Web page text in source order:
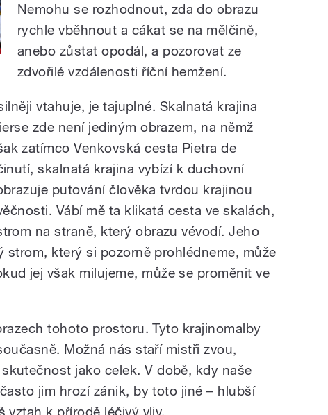
Nemohu se rozhodnout, zda do obrazu
rychle vběhnout a cákat se na mělčině,
anebo zůstat opodál, a pozorovat ze
zdvořilé vzdálenosti říční hemžení.
vtahuje, je tajuplné. Skalnatá krajina
zde není jediným obrazem, na němž
zatímco Venkovská cesta Pietra de
skalnatá krajina vybízí k duchovní
putování člověka tvrdou krajinou
Vábí mě ta klikatá cesta ve skalách,
na straně, který obrazu vévodí. Jeho
strom, který si pozorně prohlédneme, může
jej však milujeme, může se proměnit ve
tohoto prostoru. Tyto krajinomalby
Možná nás staří mistři zvou,
jako celek. V době, kdy naše
jim hrozí zánik, by toto jiné – hlubší
vztah k přírodě léčivý vliv.